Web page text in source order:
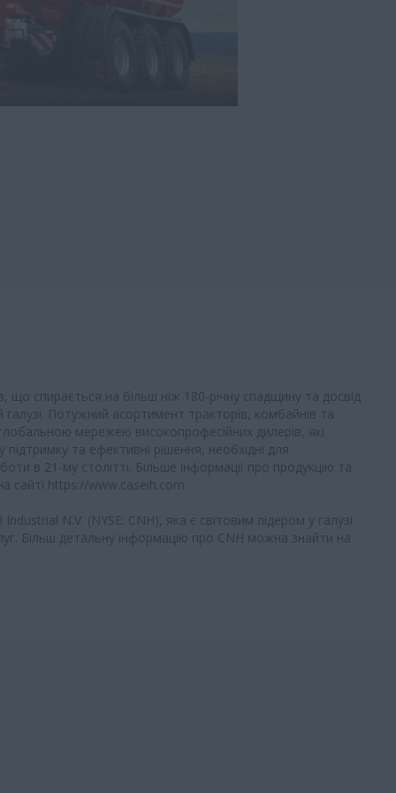
що спирається на більш ніж 180-річну спадщину та досвід
галузі. Потужний асортимент тракторів, комбайнів та
мережею високопрофесійних дилерів, які
та ефективні рішення, необхідні для
в 21-му столітті. Більше інформації про продукцію та
сайті https://www.caseih.com.
N.V. (NYSE: CNH), яка є світовим лідером у галузі
Більш детальну інформацію про CNH можна знайти на